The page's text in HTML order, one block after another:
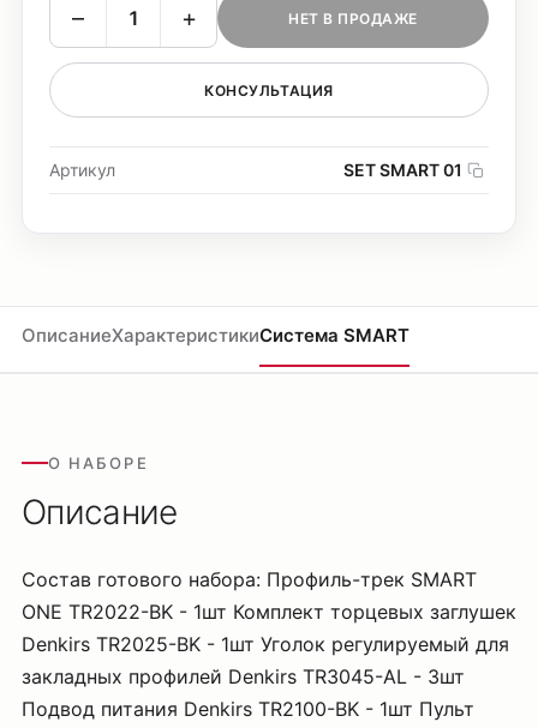
– + НЕТ В ПРОДАЖЕ
КОНСУЛЬТАЦИЯ
Артикул SET SMART 01
ОписаниеХарактеристикиСистема SMART
О НАБОРЕ
Описание
Состав готового набора: Профиль-трек SMART
ONE TR2022-BK - 1шт Комплект торцевых заглушек
Denkirs TR2025-BK - 1шт Уголок регулируемый для
закладных профилей Denkirs TR3045-AL - 3шт
Подвод питания Denkirs TR2100-BK - 1шт Пульт